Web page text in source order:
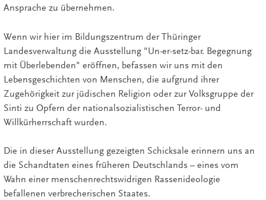
Ansprache zu übernehmen.
Wenn wir hier im Bildungszentrum der Thüringer
Landesverwaltung die Ausstellung "Un-er-setz-bar. Begegnung
mit Überlebenden" eröffnen, befassen wir uns mit den
Lebensgeschichten von Menschen, die aufgrund ihrer
Zugehörigkeit zur jüdischen Religion oder zur Volksgruppe der
Sinti zu Opfern der nationalsozialistischen Terror- und
Willkürherrschaft wurden.
Die in dieser Ausstellung gezeigten Schicksale erinnern uns an
die Schandtaten eines früheren Deutschlands – eines vom
Wahn einer menschenrechtswidrigen Rassenideologie
befallenen verbrecherischen Staates.